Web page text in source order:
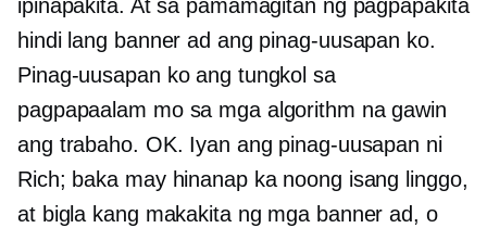
ipinapakita. At sa pamamagitan ng pagpapakita
hindi lang banner ad ang pinag-uusapan ko.
Pinag-uusapan ko ang tungkol sa
pagpapaalam mo sa mga algorithm na gawin
ang trabaho. OK. Iyan ang pinag-uusapan ni
Rich; baka may hinanap ka noong isang linggo,
at bigla kang makakita ng mga banner ad, o